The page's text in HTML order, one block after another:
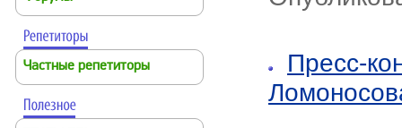
Частные репетиторы
Пресс-